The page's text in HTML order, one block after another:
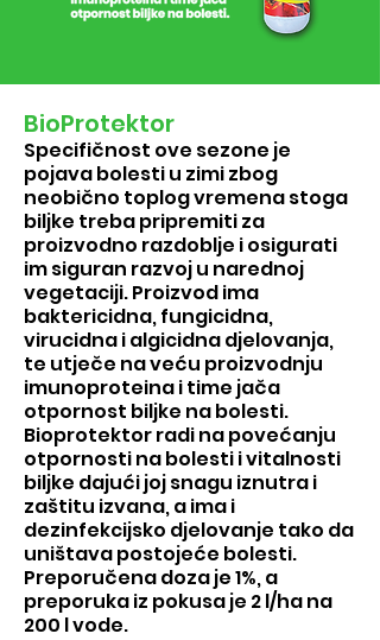
BioProtektor
Specifičnost ove sezone je
pojava bolesti u zimi zbog
neobično toplog vremena stoga
biljke treba pripremiti za
proizvodno razdoblje i osigurati
im siguran razvoj u narednoj
vegetaciji.Proizvod ima
baktericidna, fungicidna,
virucidna i algicidna djelovanja,
te utječe na veću proizvodnju
imunoproteina i time jača
otpornost biljke na bolesti.
Bioprotektor radi na povećanju
otpornosti na bolesti i vitalnosti
biljke dajući joj snagu iznutra i
zaštitu izvana, a ima i
dezinfekcijsko djelovanje tako da
uništava postojeće bolesti.
Preporučena doza je 1%, a
preporuka iz pokusa je 2 l/ha na
200 l vode.